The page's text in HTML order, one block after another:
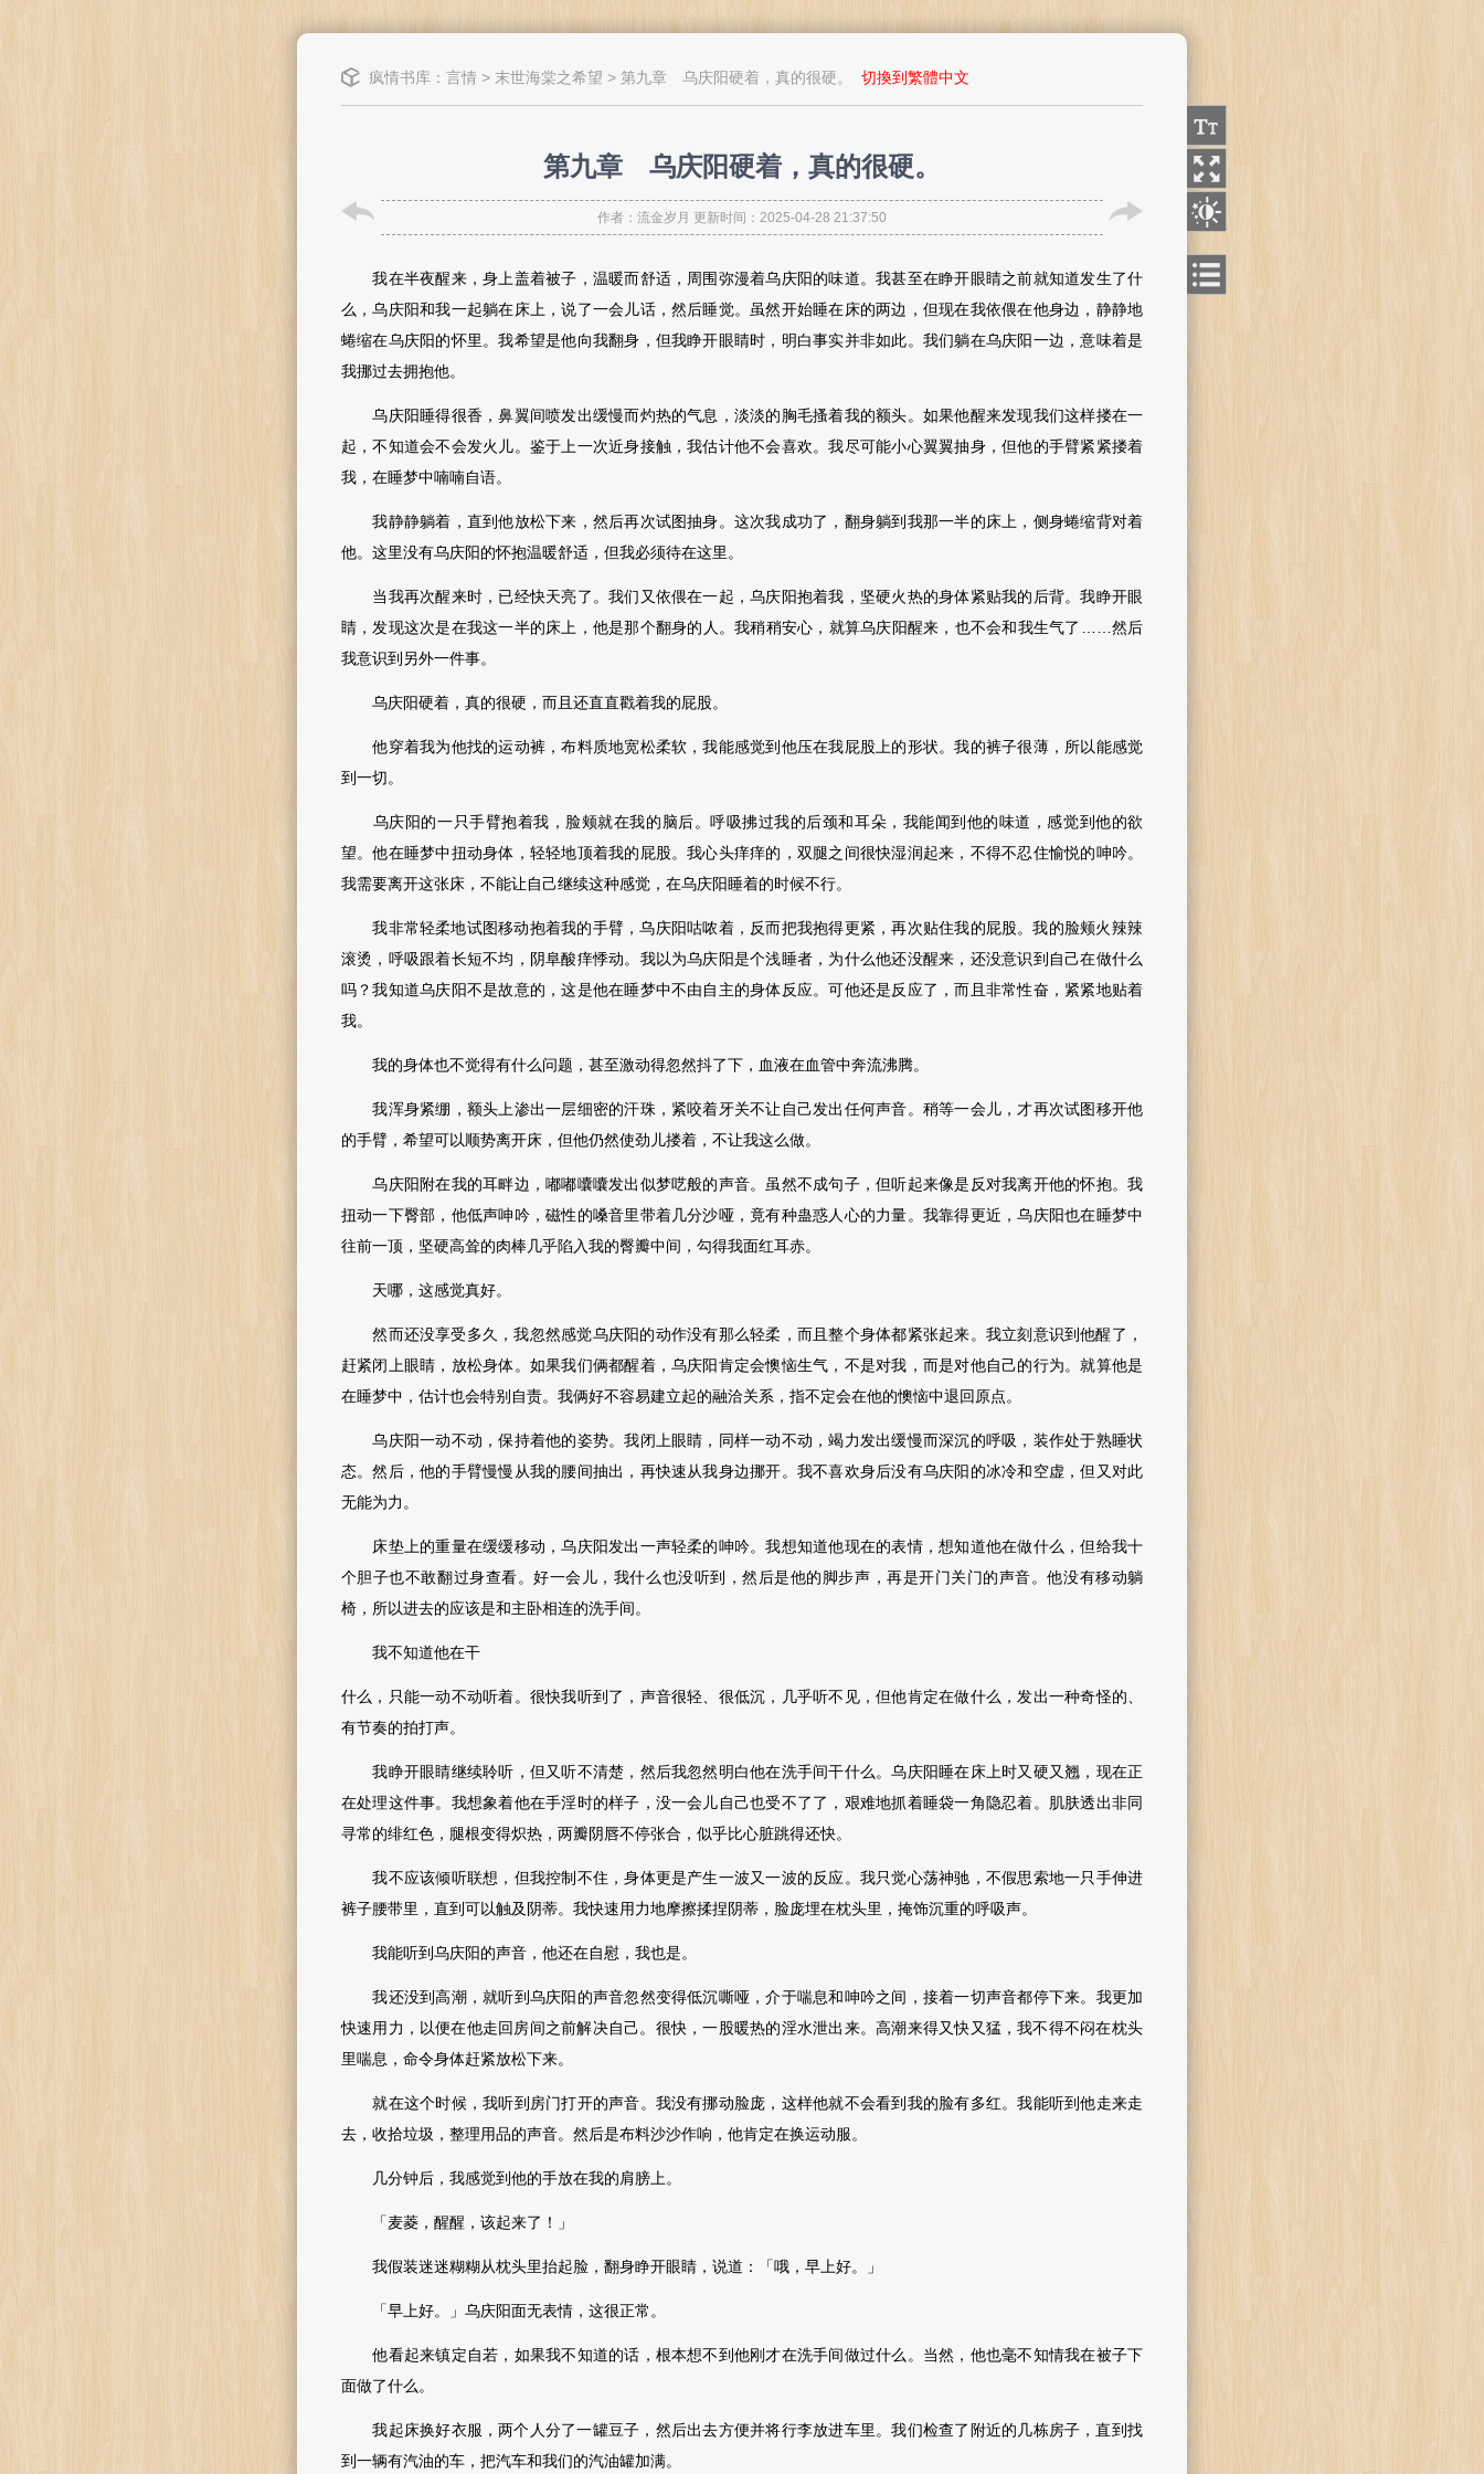
疯情书库： 言情> 末世海棠之希望 > 第九章 乌庆阳硬着，真的很硬。 切換到繁體中文
第九章 乌庆阳硬着，真的很硬。
作者：流金岁月 更新时间：2025-04-28 21:37:50
我在半夜醒来，身上盖着被子，温暖而舒适，周围弥漫着乌庆阳的味道。我甚至在睁开眼睛之前就知道发生了什
么，乌庆阳和我一起躺在床上，说了一会儿话，然后睡觉。虽然开始睡在床的两边，但现在我依偎在他身边，静静地
蜷缩在乌庆阳的怀里。我希望是他向我翻身，但我睁开眼睛时，明白事实并非如此。我们躺在乌庆阳一边，意味着是
我挪过去拥抱他。
乌庆阳睡得很香，鼻翼间喷发出缓慢而灼热的气息，淡淡的胸毛搔着我的额头。如果他醒来发现我们这样搂在一
起，不知道会不会发火儿。鉴于上一次近身接触，我估计他不会喜欢。我尽可能小心翼翼抽身，但他的手臂紧紧搂着
我，在睡梦中喃喃自语。
我静静躺着，直到他放松下来，然后再次试图抽身。这次我成功了，翻身躺到我那一半的床上，侧身蜷缩背对着
他。这里没有乌庆阳的怀抱温暖舒适，但我必须待在这里。
当我再次醒来时，已经快天亮了。我们又依偎在一起，乌庆阳抱着我，坚硬火热的身体紧贴我的后背。我睁开眼
睛，发现这次是在我这一半的床上，他是那个翻身的人。我稍稍安心，就算乌庆阳醒来，也不会和我生气了……然后
我意识到另外一件事。
乌庆阳硬着，真的很硬，而且还直直戳着我的屁股。
他穿着我为他找的运动裤，布料质地宽松柔软，我能感觉到他压在我屁股上的形状。我的裤子很薄，所以能感觉
到一切。
乌庆阳的一只手臂抱着我，脸颊就在我的脑后。呼吸拂过我的后颈和耳朵，我能闻到他的味道，感觉到他的欲
望。他在睡梦中扭动身体，轻轻地顶着我的屁股。我心头痒痒的，双腿之间很快湿润起来，不得不忍住愉悦的呻吟。
我需要离开这张床，不能让自己继续这种感觉，在乌庆阳睡着的时候不行。
我非常轻柔地试图移动抱着我的手臂，乌庆阳咕哝着，反而把我抱得更紧，再次贴住我的屁股。我的脸颊火辣辣
滚烫，呼吸跟着长短不均，阴阜酸痒悸动。我以为乌庆阳是个浅睡者，为什么他还没醒来，还没意识到自己在做什么
吗？我知道乌庆阳不是故意的，这是他在睡梦中不由自主的身体反应。可他还是反应了，而且非常性奋，紧紧地贴着
我。
我的身体也不觉得有什么问题，甚至激动得忽然抖了下，血液在血管中奔流沸腾。
我浑身紧绷，额头上渗出一层细密的汗珠，紧咬着牙关不让自己发出任何声音。稍等一会儿，才再次试图移开他
的手臂，希望可以顺势离开床，但他仍然使劲儿搂着，不让我这么做。
乌庆阳附在我的耳畔边，嘟嘟囔囔发出似梦呓般的声音。虽然不成句子，但听起来像是反对我离开他的怀抱。我
扭动一下臀部，他低声呻吟，磁性的嗓音里带着几分沙哑，竟有种蛊惑人心的力量。我靠得更近，乌庆阳也在睡梦中
往前一顶，坚硬高耸的肉棒几乎陷入我的臀瓣中间，勾得我面红耳赤。
天哪，这感觉真好。
然而还没享受多久，我忽然感觉乌庆阳的动作没有那么轻柔，而且整个身体都紧张起来。我立刻意识到他醒了，
赶紧闭上眼睛，放松身体。如果我们俩都醒着，乌庆阳肯定会懊恼生气，不是对我，而是对他自己的行为。就算他是
在睡梦中，估计也会特别自责。我俩好不容易建立起的融洽关系，指不定会在他的懊恼中退回原点。
乌庆阳一动不动，保持着他的姿势。我闭上眼睛，同样一动不动，竭力发出缓慢而深沉的呼吸，装作处于熟睡状
态。然后，他的手臂慢慢从我的腰间抽出，再快速从我身边挪开。我不喜欢身后没有乌庆阳的冰冷和空虚，但又对此
无能为力。
床垫上的重量在缓缓移动，乌庆阳发出一声轻柔的呻吟。我想知道他现在的表情，想知道他在做什么，但给我十
个胆子也不敢翻过身查看。好一会儿，我什么也没听到，然后是他的脚步声，再是开门关门的声音。他没有移动躺
椅，所以进去的应该是和主卧相连的洗手间。
我不知道他在干
什么，只能一动不动听着。很快我听到了，声音很轻、很低沉，几乎听不见，但他肯定在做什么，发出一种奇怪的、
有节奏的拍打声。
我睁开眼睛继续聆听，但又听不清楚，然后我忽然明白他在洗手间干什么。乌庆阳睡在床上时又硬又翘，现在正
在处理这件事。我想象着他在手淫时的样子，没一会儿自己也受不了了，艰难地抓着睡袋一角隐忍着。肌肤透出非同
寻常的绯红色，腿根变得炽热，两瓣阴唇不停张合，似乎比心脏跳得还快。
我不应该倾听联想，但我控制不住，身体更是产生一波又一波的反应。我只觉心荡神驰，不假思索地一只手伸进
裤子腰带里，直到可以触及阴蒂。我快速用力地摩擦揉捏阴蒂，脸庞埋在枕头里，掩饰沉重的呼吸声。
我能听到乌庆阳的声音，他还在自慰，我也是。
我还没到高潮，就听到乌庆阳的声音忽然变得低沉嘶哑，介于喘息和呻吟之间，接着一切声音都停下来。我更加
快速用力，以便在他走回房间之前解决自己。很快，一股暖热的淫水泄出来。高潮来得又快又猛，我不得不闷在枕头
里喘息，命令身体赶紧放松下来。
就在这个时候，我听到房门打开的声音。我没有挪动脸庞，这样他就不会看到我的脸有多红。我能听到他走来走
去，收拾垃圾，整理用品的声音。然后是布料沙沙作响，他肯定在换运动服。
几分钟后，我感觉到他的手放在我的肩膀上。
「麦菱，醒醒，该起来了！」
我假装迷迷糊糊从枕头里抬起脸，翻身睁开眼睛，说道：「哦，早上好。」
「早上好。」乌庆阳面无表情，这很正常。
他看起来镇定自若，如果我不知道的话，根本想不到他刚才在洗手间做过什么。当然，他也毫不知情我在被子下
面做了什么。
我起床换好衣服，两个人分了一罐豆子，然后出去方便并将行李放进车里。我们检查了附近的几栋房子，直到找
到一辆有汽油的车，把汽车和我们的汽油罐加满。